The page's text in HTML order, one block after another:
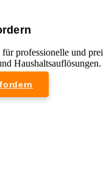
professionelle und
Haushaltsauflösungen.